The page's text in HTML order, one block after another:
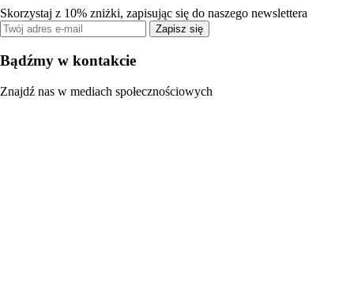
Skorzystaj z 10% zniżki, zapisując się do naszego newslettera
Zapisz się
Bądźmy w kontakcie
Znajdź nas w mediach społecznościowych